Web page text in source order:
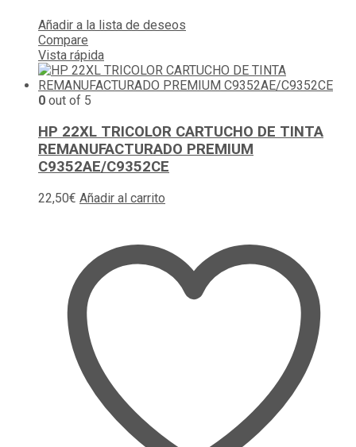
Añadir a la lista de deseos
Compare
Vista rápida
0 out of 5
HP 22XL TRICOLOR CARTUCHO DE TINTA
REMANUFACTURADO PREMIUM
C9352AE/C9352CE
22,50€ Añadir al carrito